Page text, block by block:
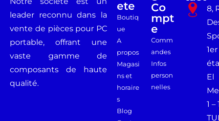
leader reconnu dans la
vente de pièces pour PC
portable, offrant une
vaste gamme de
composants de haute
qualité.
Ete
Boutiq
ue
A
propos
Magasi
ns et
horaire
s
Blog
Co
Mpt
E
Comm
andes
Infos
person
nelles
8,
1er
El
1 –